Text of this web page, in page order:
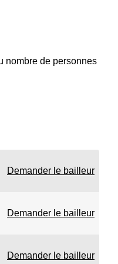
nombre de personnes
Demander le bailleur
Demander le bailleur
Demander le bailleur